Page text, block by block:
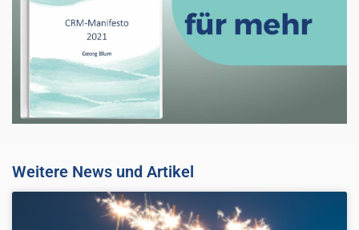
Weitere News und Artikel